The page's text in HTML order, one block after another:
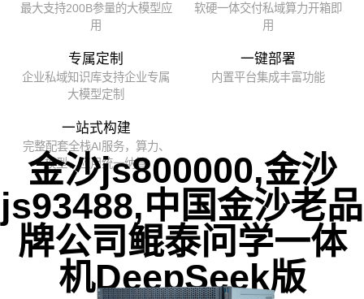
最大支持200B参量的大模型应
用
软硬一体交付私域算力开箱即
用
专属定制
企业私域知识库支持企业专属
大模型定制
一键部署
内置平台集成丰富功能
一站式构建
完整配套全栈AI服务，算力、
模型、应用统一纳管
金沙js800000,金沙
js93488,中国金沙老品
牌公司鲲泰问学一体
机DeepSeek版